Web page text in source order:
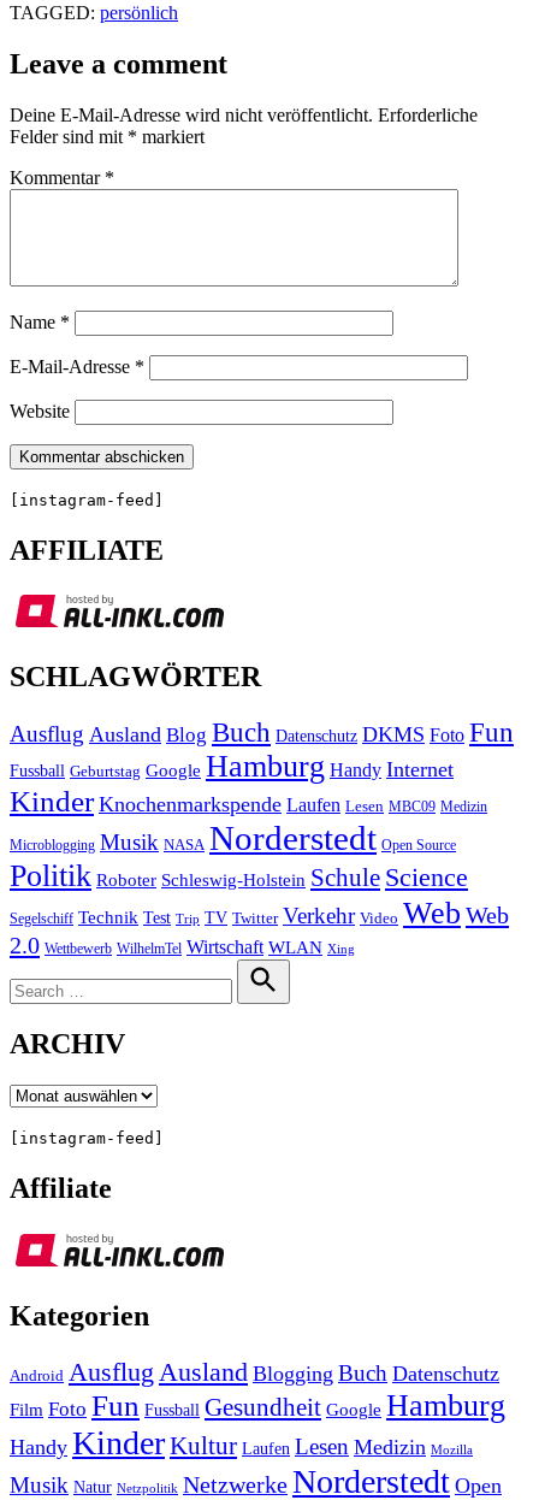
TAGGED: persönlich
Leave a comment
Deine E-Mail-Adresse wird nicht veröffentlicht. Erforderliche
Felder sind mit * markiert
Kommentar *
Name *
E-Mail-Adresse *
Website
[instagram-feed]
AFFILIATE
SCHLAGWÖRTER
Ausflug Ausland Blog Buch Datenschutz DKMS Foto Fun
Fussball Geburtstag Google Hamburg Handy Internet
Kinder Knochenmarkspende Laufen Lesen MBC09 Medizin
Microblogging Musik NASA Norderstedt Open Source
Politik Roboter Schleswig-Holstein Schule Science
Segelschiff Technik Test Trip TV Twitter Verkehr Video Web Web
2.0 Wettbewerb WilhelmTel Wirtschaft WLAN Xing
for:
Search
ARCHIV
Archiv
[instagram-feed]
Affiliate
Kategorien
Android Ausflug Ausland Blogging Buch Datenschutz
Film Foto Fun Fussball Gesundheit Google Hamburg
Handy KinderKultur Laufen Lesen Medizin Mozilla
Musik Natur Netzpolitik NetzwerkeNorderstedt Open